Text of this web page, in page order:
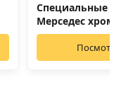
Специальные
Мерседес